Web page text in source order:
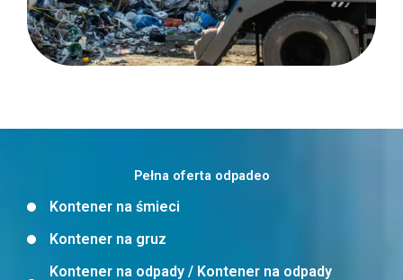
Pełna oferta odpadeo
Kontener na śmieci
Kontener na gruz
Kontener na odpady / Kontener na odpady